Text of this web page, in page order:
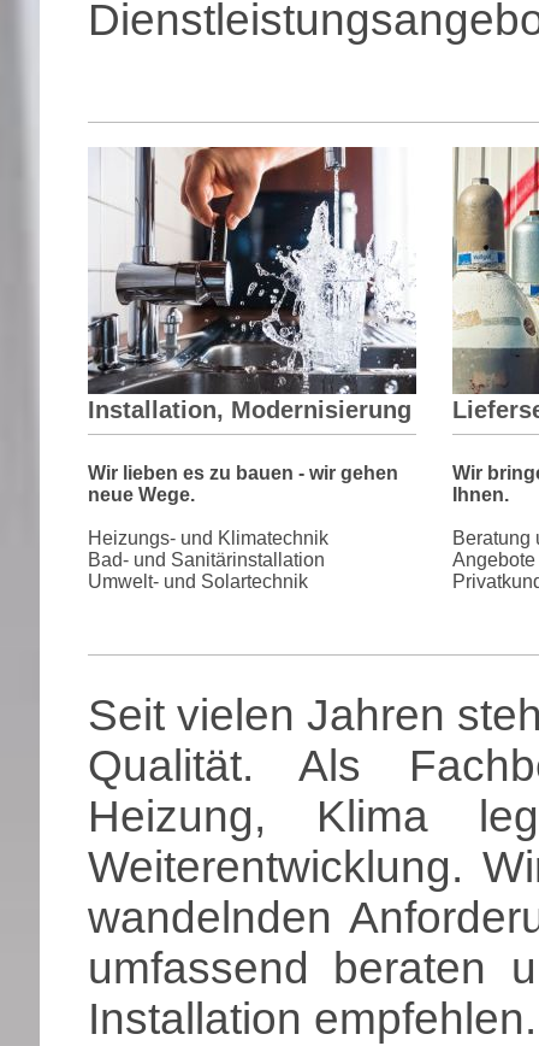
Installation, Modernisierung
Wir lieben es zu bauen - wir gehen
neue Wege.
Heizungs- und Klimatechnik
Bad- und Sanitärinstallation
Umwelt- und Solartechnik
Wir
Ihnen.
Beratung
Seit vielen Jahren
Qualität. Als
Heizung, Klima
Weiterentwicklung.
wandelnden
umfassend beraten
Installation empfehlen.